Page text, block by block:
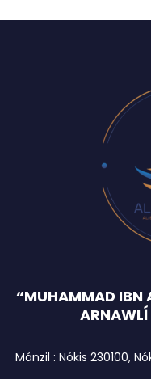
“MUHAMMAD IBN
Mánzil : Nókis 230100,